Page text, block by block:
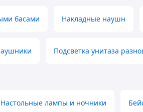
басами Накладные наушн
Подсветка унитаза
Настольные лампы и ночники